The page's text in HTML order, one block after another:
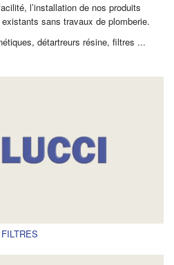
l’installation de nos produits
sans travaux de plomberie.
détartreurs résine, filtres ...
FILTRES